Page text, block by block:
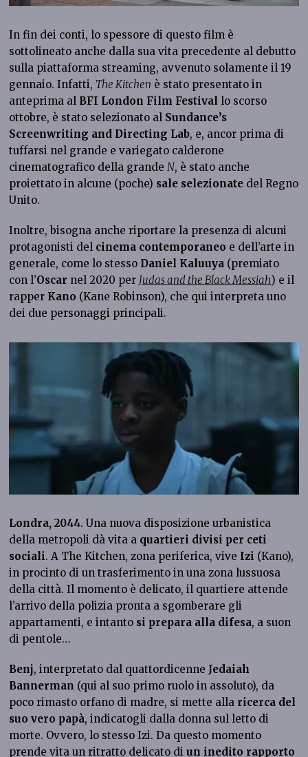
In fin dei conti, lo spessore di questo film è
sottolineato anche dalla sua vita precedente al debutto
sulla piattaforma streaming, avvenuto solamente il 19
gennaio. Infatti, The Kitchen è stato presentato in
anteprima al BFI London Film Festival lo scorso
ottobre, è stato selezionato al Sundance’s
Screenwriting and Directing Lab, e, ancor prima di
tuffarsi nel grande e variegato calderone
cinematografico della grandeN, è stato anche
proiettato in alcune (poche) sale selezionate del Regno
Unito.
Inoltre, bisogna anche riportare la presenza di alcuni
protagonisti del cinema contemporaneo e dell’arte in
generale, come lo stesso Daniel Kaluuya (premiato
con l’Oscar nel 2020 per Judas and the Black Messiah) e il
rapper Kano (Kane Robinson), che qui interpreta uno
dei due personaggi principali.
Londra, 2044. Una nuova disposizione urbanistica
della metropoli dà vita a quartieri divisi per ceti
sociali. A The Kitchen, zona periferica, vive Izi (Kano),
in procinto di un trasferimento in una zona lussuosa
della città. Il momento è delicato, il quartiere attende
l’arrivo della polizia pronta a sgomberare gli
appartamenti, e intanto si prepara alla difesa, a suon
di pentole…
Benj, interpretato dal quattordicenne Jedaiah
Bannerman (qui al suo primo ruolo in assoluto), da
poco rimasto orfano di madre, si mette alla ricerca del
suo vero papà, indicatogli dalla donna sul letto di
morte. Ovvero, lo stesso Izi. Da questo momento
prende vita un ritratto delicato diun inedito rapporto